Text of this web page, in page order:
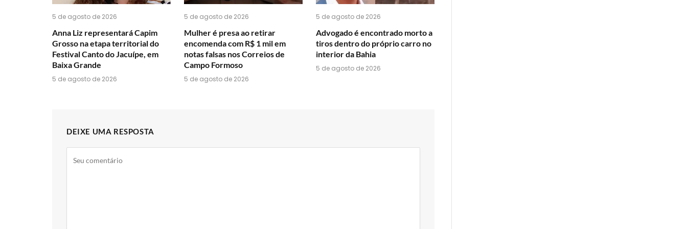
5 de agosto de 2026
Anna Liz representará Capim
Grosso na etapa territorial do
Festival Canto do Jacuípe, em
Baixa Grande
5 de agosto de 2026
5 de agosto de 2026
Mulher é presa ao retirar
encomenda com R$ 1 mil em
notas falsas nos Correios de
Campo Formoso
5 de agosto de 2026
5 de agosto de 2026
Advogado é encontrado morto a
tiros dentro do próprio carro no
interior da Bahia
5 de agosto de 2026
DEIXE UMA RESPOSTA